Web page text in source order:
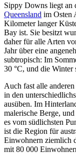
Sippy Downs liegt an
Queensland im Osten
Kilometer langer
Bay ist. Sie besitzt
daher für alle Arten
Jahr über eine
subtropisch: Im
30 °C, und die Winter
Auch fast alle
in den
ausüben. Im
malerische Berge,
es vom südlichsten
ist die Region für
Einwohnern ziemlich
mit 80 000